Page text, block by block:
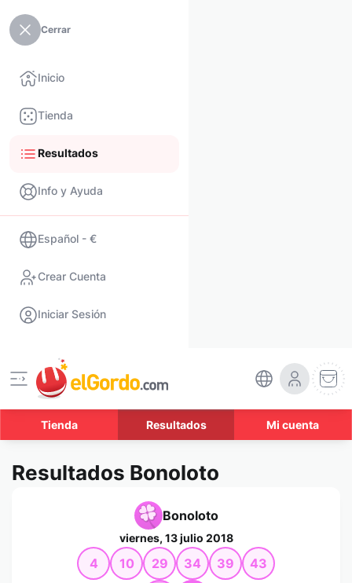
Cerrar
Inicio
Tienda
Resultados
Info y Ayuda
Español - €
Crear Cuenta
Iniciar Sesión
Tienda Resultados Mi cuenta
Resultados Bonoloto
Bonoloto
viernes, 13 julio 2018
4 10 29 34 39 43